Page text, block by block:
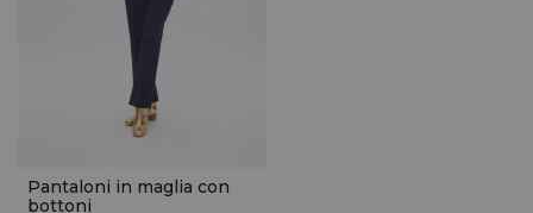
Pantaloni in maglia con
bottoni